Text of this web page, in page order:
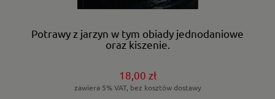
Potrawy z jarzyn w tym obiady jednodaniowe
oraz kiszenie.
18,00 zł
zawiera 5% VAT, bez kosztów dostawy